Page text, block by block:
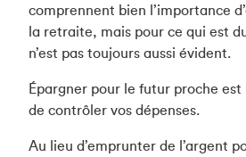
comprennent bien l’importance
la retraite, mais pour ce qui est
n’est pas toujours aussi évident.
Épargner pour le futur proche
de contrôler vos dépenses.
Au lieu d’emprunter de l’argent